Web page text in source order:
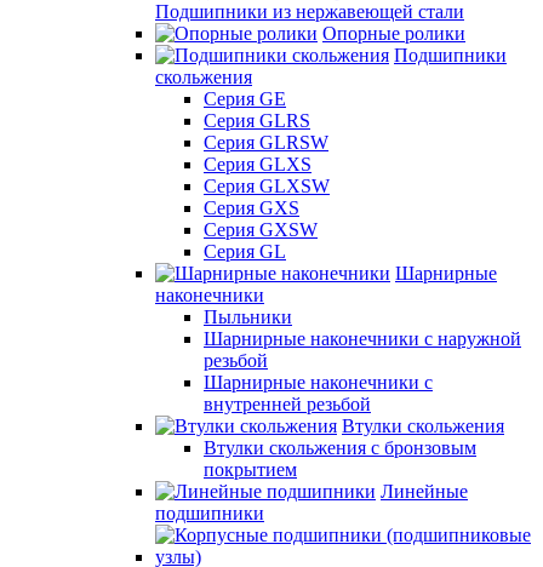
Подшипники из нержавеющей стали
Опорные ролики
Подшипники
скольжения
Серия GE
Серия GLRS
Серия GLRSW
Серия GLXS
Серия GLXSW
Серия GXS
Серия GXSW
Серия GL
Шарнирные
наконечники
Пыльники
Шарнирные наконечники с наружной
резьбой
Шарнирные наконечники с
внутренней резьбой
Втулки скольжения
Втулки скольжения с бронзовым
покрытием
Линейные
подшипники